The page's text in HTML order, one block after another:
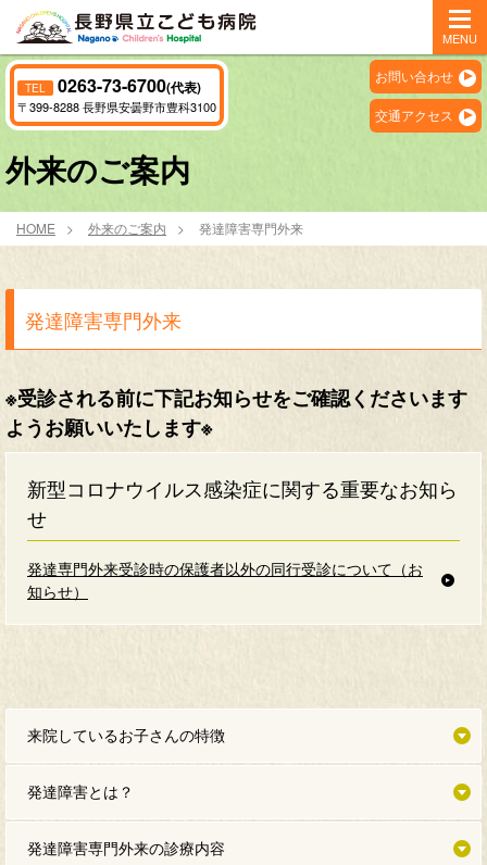
MENU
TEL 0263-73-6700(代表)
〒399-8288 長野県安曇野市豊科3100
お問い合わせ
交通アクセス
外来のご案内
HOME 外来のご案内 発達障害専門外来
発達障害専門外来
※受診される前に下記お知らせをご確認くださいます
ようお願いいたします※
新型コロナウイルス感染症に関する重要なお知ら
せ
発達専門外来受診時の保護者以外の同行受診について（お
知らせ）
来院しているお子さんの特徴
発達障害とは？
発達障害専門外来の診療内容